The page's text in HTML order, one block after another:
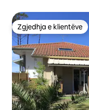
Zgjedhja e klientëve
Zgjedhja e klientëve